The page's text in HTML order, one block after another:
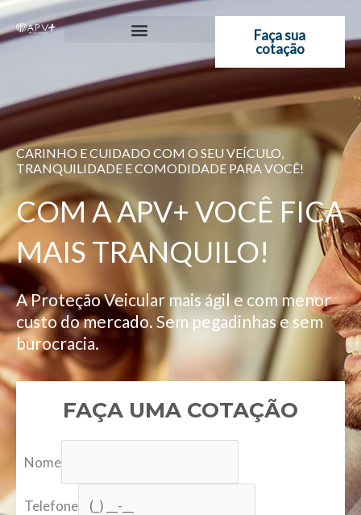
Ir
para
Faça sua
cotação
CARINHO E CUIDADO COM O SEU VEÍCULO,
TRANQUILIDADE E COMODIDADE PARA VOCÊ!
COM A APV+ VOCÊ FICA
MAIS TRANQUILO!
A Proteção Veicular mais ágil e com menor
custo do mercado. Sem pegadinhas e sem
burocracia.
FAÇA UMA COTAÇÃO
Nome
Telefone